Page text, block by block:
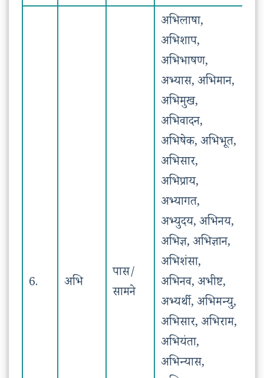
6. अभि
पास/
सामने
अभिलाषा,
अभिशाप,
अभिभाषण,
अभ्यास, अभिमान,
अभिमुख,
अभिवादन,
अभिषेक, अभिभूत,
अभिसार,
अभिप्राय,
अभ्यागत,
अभ्युदय, अभिनय,
अभिज्ञ, अभिज्ञान,
अभिशंसा,
अभिनव, अभीष्ट,
अभ्यर्थी, अभिमन्यु,
अभिसार, अभिराम,
अभियंता,
अभिन्यास,